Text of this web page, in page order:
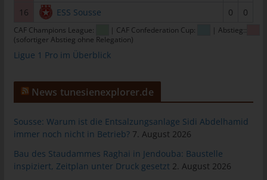
16
ESS Sousse 0 0
CAF Champions League: | CAF Confederation Cup:
| Abstieg::
(sofortiger Abstieg ohne Relegation)
Ligue 1 Pro im Überblick
News tunesienexplorer.de
Sousse: Warum ist die Entsalzungsanlage Sidi Abdelhamid
immer noch nicht in Betrieb? 7. August 2026
Bau des Staudammes Raghai in Jendouba: Baustelle
inspiziert, Zeitplan unter Druck gesetzt 2. August 2026
tunesienfussball.de
Uwe Wassenberg
Telefon: +216 216 16 616
E-Mail:
Cookies
Die Internetseiten verwenden Cookies. Cookies sind
Textdateien, welche über einen Internetbrowser auf einem